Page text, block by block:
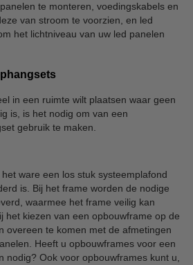
te monteren, voedingskabels en
van stroom te voorzien, en led
het lichtniveau van uw led panelen
in een ruimte wilt plaatsen waar geen
is, is het nodig om van een
gebruik te maken.
ware een los stuk systeemplafond
is. Bij het frame worden de nodige
waarmee het frame veilig kan
het kiezen van een opbouwframe op de
overeen te komen met de afmetingen
Heeft u opbouwframes voor een
nodig? Ook voor opbouwframes kunt u,